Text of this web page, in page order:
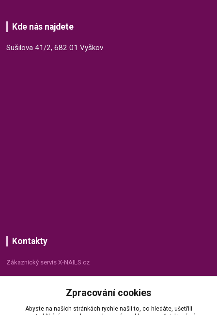
Kde nás najdete
Sušilova 41/2, 682 01 Vyškov
Kontakty
Zákaznický servis X-NAILS.cz
+420 735 055 075
(Po - Pá, 8 - 16 hod.)
Zpracování cookies
Abyste na našich stránkách rychle našli to, co hledáte, ušetřili